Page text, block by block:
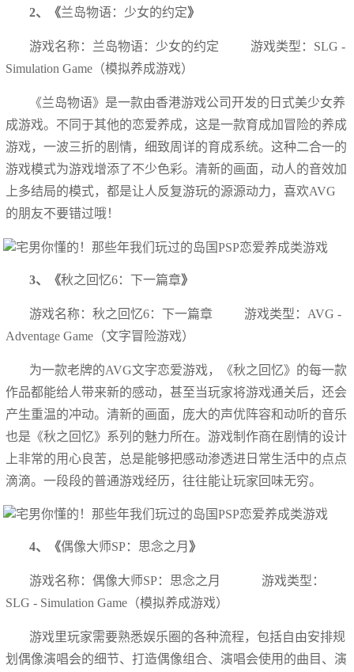
2、《兰岛物语：少女的约定》
游戏名称：兰岛物语：少女的约定 游戏类型：SLG -
Simulation Game（模拟养成游戏）
《兰岛物语》是一款由香港游戏公司开发的日式美少女养
成游戏。不同于其他的恋爱养成，这是一款育成加冒险的养成
游戏，一波三折的剧情，细致周详的育成系统。这种二合一的
游戏模式为游戏增添了不少色彩。清新的画面，动人的音效加
上多结局的模式，都是让人反复游玩的源源动力，喜欢AVG
的朋友不要错过哦！
3、《秋之回忆6：下一篇章》
游戏名称：秋之回忆6：下一篇章 游戏类型：AVG -
Adventage Game（文字冒险游戏）
为一款老牌的AVG文字恋爱游戏，《秋之回忆》的每一款
作品都能给人带来新的感动，甚至当玩家将游戏通关后，还会
产生重温的冲动。清新的画面，庞大的声优阵容和动听的音乐
也是《秋之回忆》系列的魅力所在。游戏制作商在剧情的设计
上非常的用心良苦，总是能够把感动渗透进日常生活中的点点
滴滴。一段段的普通游戏经历，往往能让玩家回味无穷。
4、《偶像大师SP：思念之月 》
游戏名称：偶像大师SP：思念之月 游戏类型：
SLG - Simulation Game（模拟养成游戏）
游戏里玩家需要熟悉娱乐圈的各种流程，包括自由安排规
划偶像演唱会的细节、打造偶像组合、演唱会使用的曲目、演